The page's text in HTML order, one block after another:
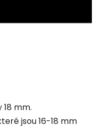
mm.
jsou 16-18 mm